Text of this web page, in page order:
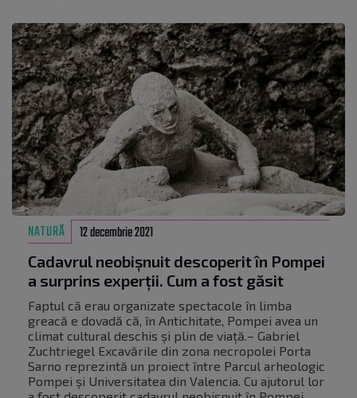
NATURĂ 12 decembrie 2021
Cadavrul neobișnuit descoperit în Pompei
a surprins experții. Cum a fost găsit
Faptul că erau organizate spectacole în limba
greacă e dovadă că, în Antichitate, Pompei avea un
climat cultural deschis și plin de viață.– Gabriel
Zuchtriegel Excavările din zona necropolei Porta
Sarno reprezintă un proiect între Parcul arheologic
Pompei și Universitatea din Valencia. Cu ajutorul lor